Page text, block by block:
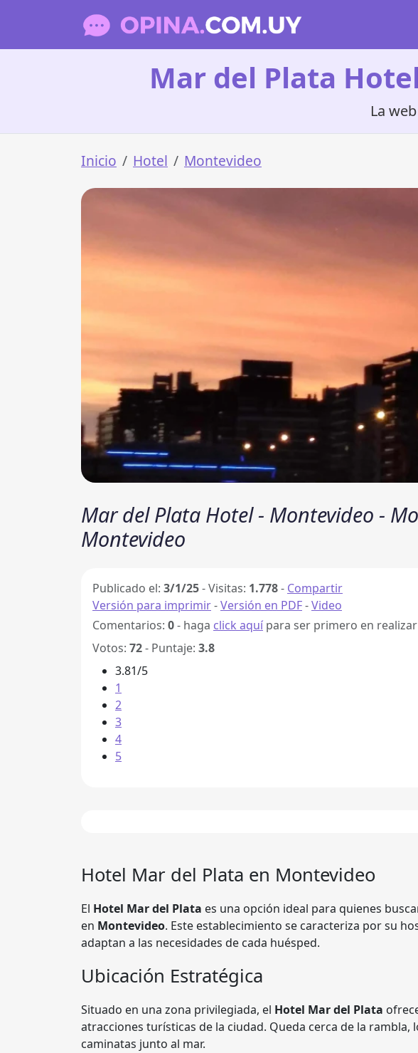
Mar del Plata
La
Inicio Hotel Montevideo
Mar del Plata Hotel - Montevideo -
Montevideo
Publicado el: 3/1/25-Visitas: 1.778- Compartir
Versión para imprimir-Versión en PDF-Video
Comentarios: 0- haga click aquí para ser primero en
Votos: 72- Puntaje: 3.8
3.81/5
1
2
3
4
5
Hotel Mar del Plata en Montevideo
El Hotel Mar del Plata es una opción ideal para quienes
en Montevideo. Este establecimiento se caracteriza por su
adaptan a las necesidades de cada huésped.
Ubicación Estratégica
Situado en una zona privilegiada, el Hotel Mar del Plata
atracciones turísticas de la ciudad. Queda cerca de la
caminatas junto al mar.